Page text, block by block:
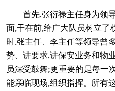
首先,张衍禄主任身为领
面,干在前,给广大队员树立了
时,张主任、李主任等领导曾
势、讲要求,讲保安业务和物
员深受鼓舞;更重要的是每一
能亲临现场,组织指挥。所有